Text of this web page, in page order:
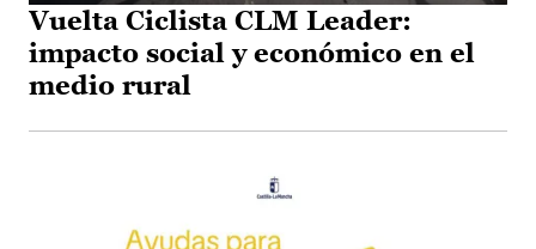
Vuelta Ciclista CLM Leader:
impacto social y económico en el
medio rural